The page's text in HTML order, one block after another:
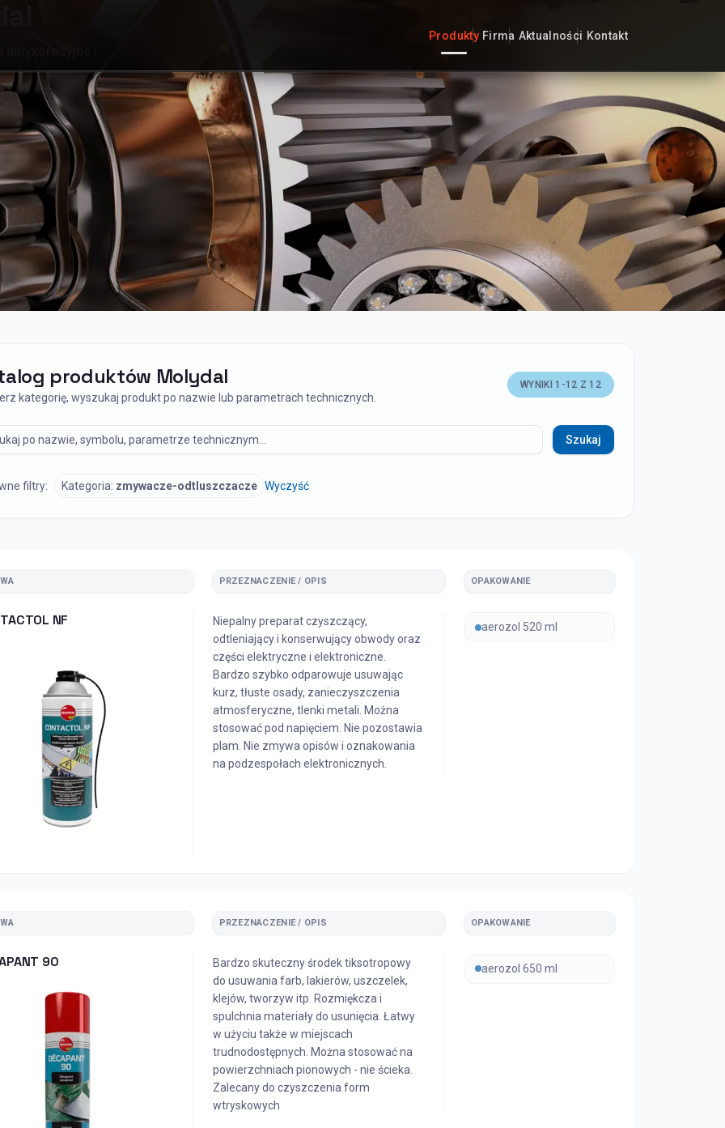
Produkty Firma Aktualności Kontakt
i
produktów Molydal
kategorię, wyszukaj produkt po nazwie lub parametrach technicznych.
WYNIKI1 -12 Z12
produkt Szukaj
filtry: Kategoria: zmywacze-odtluszczacze Wyczyść
PRZEZNACZENIE / OPIS OPAKOWANIE
NF
Niepalny preparat czyszczący,
odtleniający i konserwujący obwody oraz
części elektryczne i elektroniczne.
Bardzo szybko odparowuje usuwając
kurz, tłuste osady, zanieczyszczenia
atmosferyczne, tlenki metali. Można
stosować pod napięciem. Nie pozostawia
plam. Nie zmywa opisów i oznakowania
na podzespołach elektronicznych.
aerozol 520 ml
PRZEZNACZENIE / OPIS OPAKOWANIE
90
Bardzo skuteczny środek tiksotropowy
do usuwania farb, lakierów, uszczelek,
klejów, tworzyw itp. Rozmiękcza i
spulchnia materiały do usunięcia. Łatwy
w użyciu także w miejscach
trudnodostępnych. Można stosować na
powierzchniach pionowych - nie ścieka.
Zalecany do czyszczenia form
wtryskowych
aerozol 650 ml